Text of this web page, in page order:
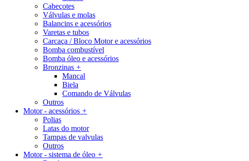
Cabeçotes
Válvulas e molas
Balancins e acessórios
Varetas e tubos
Carcaça / Bloco Motor e acessórios
Bomba combustível
Bomba óleo e acessórios
Bronzinas +
Mancal
Biela
Comando de Válvulas
Outros
Motor - acessórios +
Polias
Latas do motor
Tampas de valvulas
Outros
Motor - sistema de óleo +